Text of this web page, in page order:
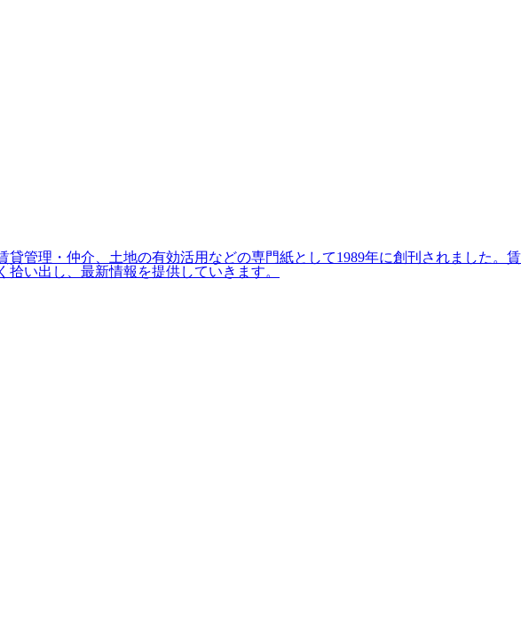
管理・仲介、土地の有効活用などの専門紙として1989年に創刊されました。賃
い出し、最新情報を提供していきます。